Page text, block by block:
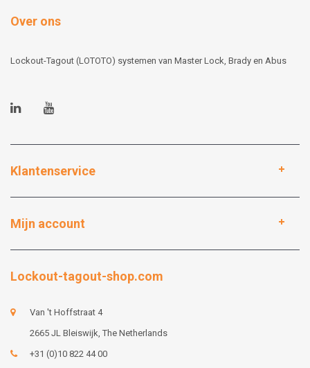
Over ons
Lockout-Tagout (LOTOTO) systemen van Master Lock, Brady en Abus
Klantenservice
Mijn account
Lockout-tagout-shop.com
Van 't Hoffstraat 4
2665 JL Bleiswijk, The Netherlands
+31 (0)10 822 44 00